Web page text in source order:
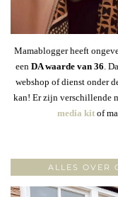
Mamablogger heeft
een DA waarde van 36 .
webshop of dienst onder
kan! Er zijn verschillende
media kitof
ALLES OVER